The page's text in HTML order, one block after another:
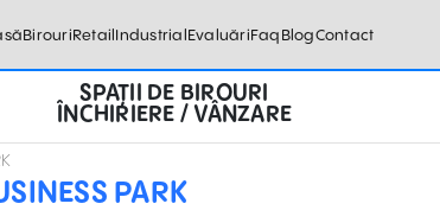
BirouriRetailIndustrialEvaluăriFaq BlogContact
SPAȚII DE BIROURI
ÎNCHIRIERE / VÂNZARE
PARK